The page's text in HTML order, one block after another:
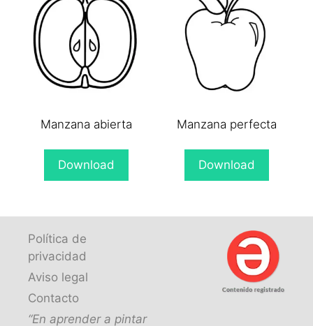
Manzana abierta
Download
Manzana perfecta
Download
Política de
privacidad
Aviso legal
Contacto
“En aprender a pintar